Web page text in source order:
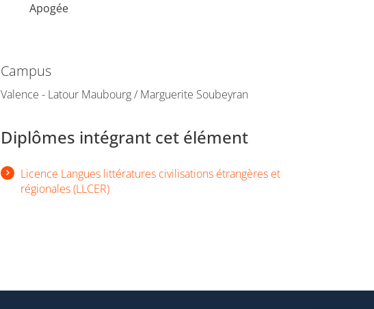
Apogée
Campus
Valence - Latour Maubourg / Marguerite Soubeyran
Diplômes intégrant cet élément
Licence Langues littératures civilisations étrangères et
régionales (LLCER)